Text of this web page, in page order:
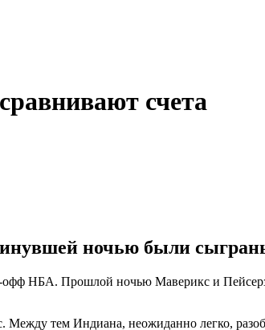
счета
ночью были
офф НБА. Прошлой ночью Маверикс и
тем Индиана, неожиданно легко,